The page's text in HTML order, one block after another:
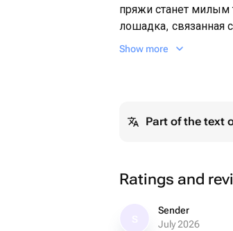
пряжи станет милым
лошадка, связанная
сумке или рюкзаку.
Show more
Part of the text
Ratings and
Sender
July 2026